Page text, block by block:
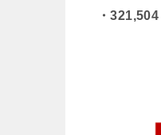
・321,504